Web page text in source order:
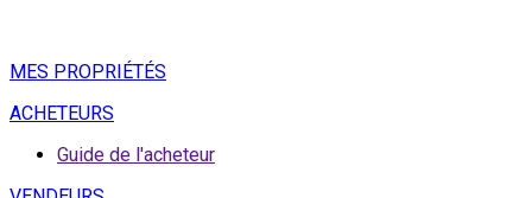
MES PROPRIÉTÉS
ACHETEURS
Guide de l'acheteur